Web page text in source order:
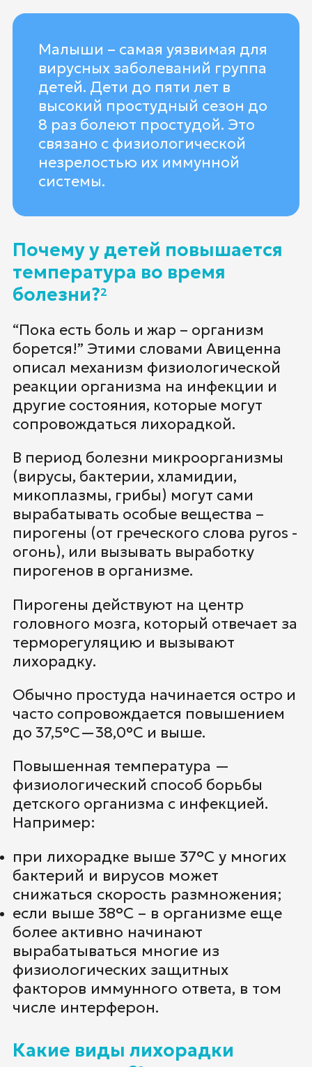
Малыши – самая уязвимая для
вирусных заболеваний группа
детей. Дети до пяти лет в
высокий простудный сезон до
8 раз болеют простудой. Это
связано с физиологической
незрелостью их иммунной
системы.
Почему у детей повышается
температура во время
болезни?2
“Пока есть боль и жар – организм
борется!” Этими словами Авиценна
описал механизм физиологической
реакции организма на инфекции и
другие состояния, которые могут
сопровождаться лихорадкой.
В период болезни микроорганизмы
(вирусы, бактерии, хламидии,
микоплазмы, грибы) могут сами
вырабатывать особые вещества –
пирогены (от греческого слова pyros -
огонь), или вызывать выработку
пирогенов в организме.
Пирогены действуют на центр
головного мозга, который отвечает за
терморегуляцию и вызывают
лихорадку.
Обычно простуда начинается остро и
часто сопровождается повышением
до 37,5°С—38,0°С и выше.
Повышенная температура —
физиологический способ борьбы
детского организма с инфекцией.
Например:
при лихорадке выше 37°C у многих
бактерий и вирусов может
снижаться скорость размножения;
если выше 38°C – в организме еще
более активно начинают
вырабатываться многие из
физиологических защитных
факторов иммунного ответа, в том
числе интерферон.
Какие виды лихорадки